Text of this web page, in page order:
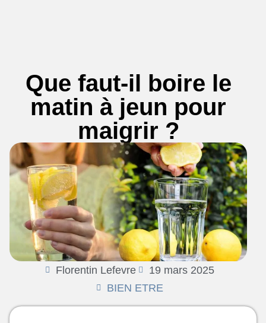
Que faut-il boire le
matin à jeun pour
maigrir ?
Florentin Lefevre
19 mars 2025
BIEN ETRE